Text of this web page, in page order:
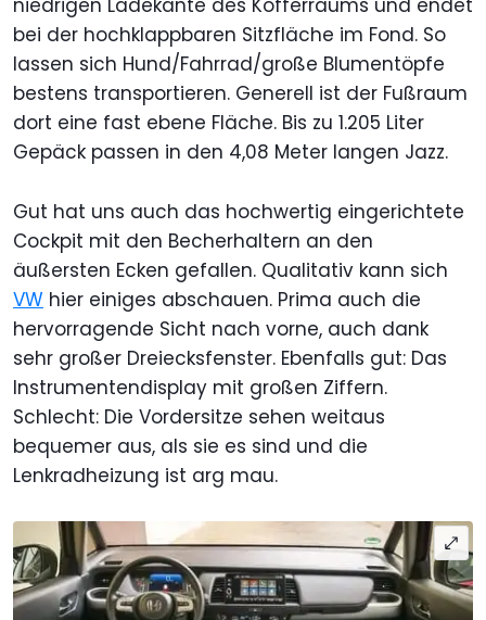
bei der hochklappbaren Sitzfläche im Fond. So
lassen sich Hund/Fahrrad/große Blumentöpfe
bestens transportieren. Generell ist der Fußraum
dort eine fast ebene Fläche. Bis zu 1.205 Liter
Gepäck passen in den 4,08 Meter langen Jazz.
Gut hat uns auch das hochwertig eingerichtete
Cockpit mit den Becherhaltern an den
äußersten Ecken gefallen. Qualitativ kann sich
VW hier einiges abschauen. Prima auch die
hervorragende Sicht nach vorne, auch dank
sehr großer Dreiecksfenster. Ebenfalls gut: Das
Instrumentendisplay mit großen Ziffern.
Schlecht: Die Vordersitze sehen weitaus
bequemer aus, als sie es sind und die
Lenkradheizung ist arg mau.